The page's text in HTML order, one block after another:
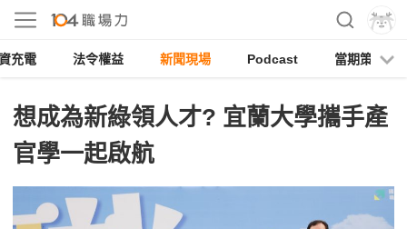
充電 法令權益 新聞現場 Podcast 當期策展
想成為新綠領人才? 宜蘭大學攜手產
官學一起啟航